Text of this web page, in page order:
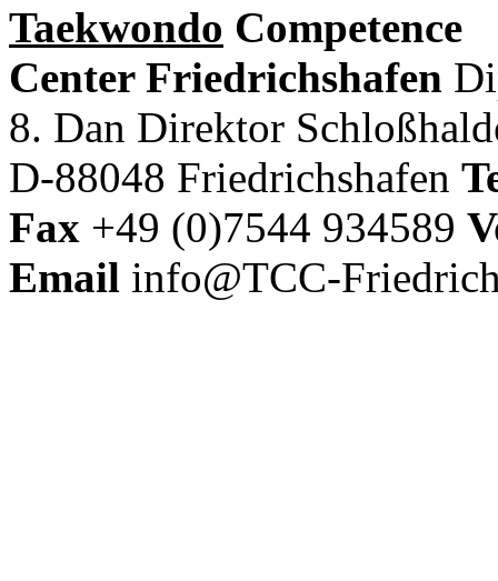
Taekwondo Competence
Center Friedrichshafen
8. Dan Direktor
D-88048 Friedrichshafen
Fax +49 (0)7544 934589
Email info@TCC-